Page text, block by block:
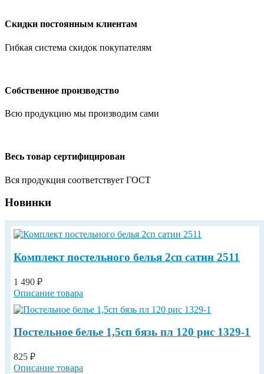
Скидки постоянным клиентам
Гибкая система скидок покупателям
Собственное производство
Всю продукцию мы производим сами
Весь товар сертифицирован
Вся продукция соответствует ГОСТ
Новинки
Комплект постельного белья 2сп сатин 2511
1 490 ₽
Описание товара
Постельное белье 1,5сп бязь пл 120 рис 1329-1
825 ₽
Описание товара